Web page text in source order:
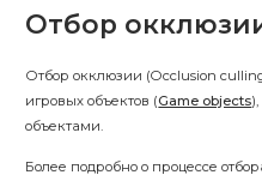
Отбор
Отбор окклюзии (Occlusion
игровых объектов (Game objects
объектами.
Более подробно о процессе